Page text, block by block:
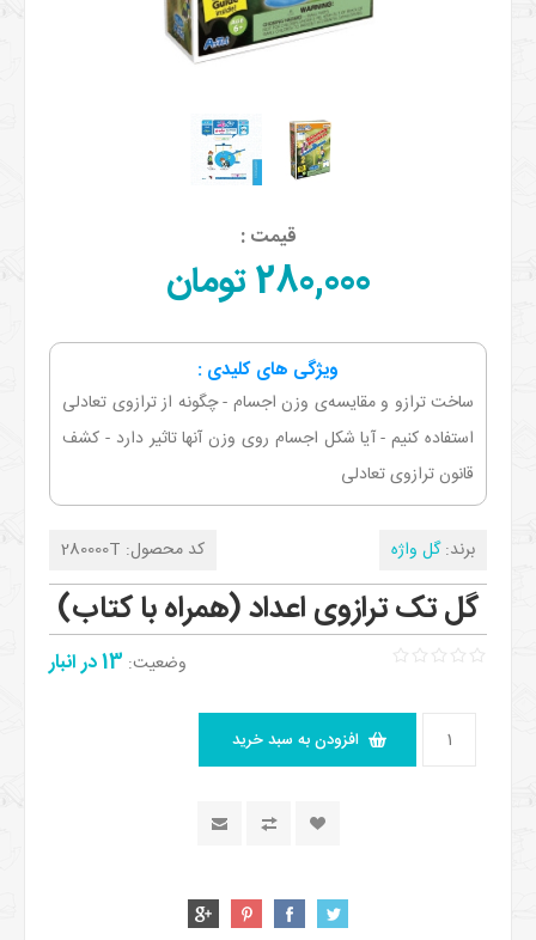
قیمت :
280,000 تومان
ویژگی های کلیدی :
ساخت ترازو و مقایسه‌ی وزن اجسام - چگونه از ترازوی تعادلی
استفاده کنیم - آیا شکل اجسام روی وزن آنها تاثیر دارد - کشف
قانون ترازوی تعادلی
برند: گل واژه کد محصول: 280000T
گل تک ترازوی اعداد (همراه با کتاب)
وضعیت: 13 در انبار